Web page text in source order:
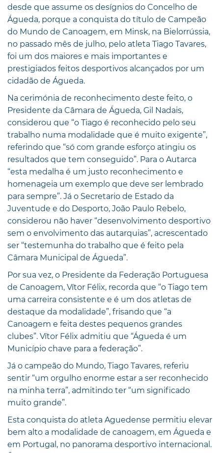
desde que assume os desígnios do Concelho de
Águeda, porque a conquista do título de Campeão
do Mundo de Canoagem, em Minsk, na Bielorrússia,
no passado mês de julho, pelo atleta Tiago Tavares,
foi um dos maiores e mais importantes e
prestigiados feitos desportivos alcançados por um
cidadão de Águeda.
Na cerimónia de reconhecimento deste feito, o
Presidente da Câmara de Águeda, Gil Nadais,
considerou que “o Tiago é reconhecido pelo seu
trabalho numa modalidade que é muito exigente”,
referindo que “só com grande esforço atingiu os
resultados que tem conseguido”. Para o Autarca
“esta medalha é um justo reconhecimento e
homenageia um exemplo que deve ser lembrado
para sempre”. Já o Secretario de Estado da
Juventude e do Desporto, João Paulo Rebelo,
considerou não haver “desenvolvimento desportivo
sem o envolvimento das autarquias”, acrescentado
ser “testemunha do trabalho que é feito pela
Câmara Municipal de Águeda”.
Por sua vez, o Presidente da Federação Portuguesa
de Canoagem, Vítor Félix, recorda que “o Tiago tem
uma carreira consistente e é um dos atletas de
destaque da modalidade”, frisando que “a
Canoagem e feita destes pequenos grandes
clubes”. Vítor Félix admitiu que “Águeda é um
Município chave para a federação”.
Já o campeão do Mundo, Tiago Tavares, referiu
sentir “um orgulho enorme estar a ser reconhecido
na minha terra”, admitindo ter “um significado
muito grande”.
Esta conquista do atleta Aguedense permitiu elevar
bem alto a modalidade de canoagem, em Águeda e
em Portugal, no panorama desportivo internacional.